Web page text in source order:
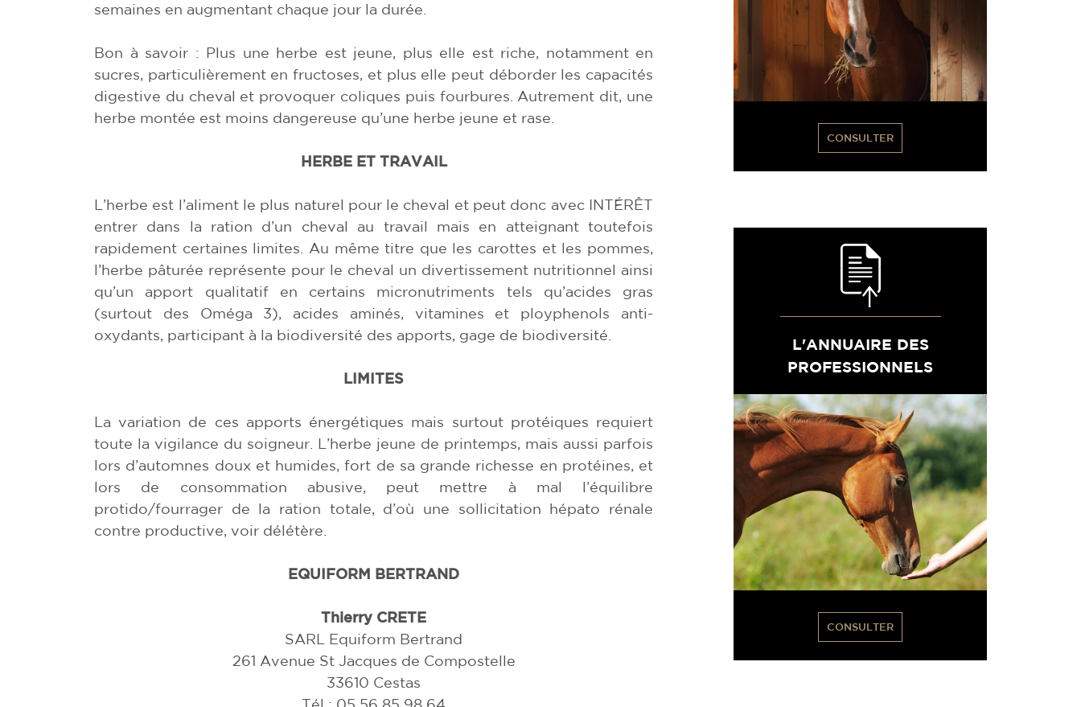
semaines en augmentant chaque jour la durée.
Bon à savoir : Plus une herbe est jeune, plus elle est riche, notamment en
sucres, particulièrement en fructoses, et plus elle peut déborder les capacités
digestive du cheval et provoquer coliques puis fourbures. Autrement dit, une
herbe montée est moins dangereuse qu’une herbe jeune et rase.
HERBE ET TRAVAIL
L’herbe est l’aliment le plus naturel pour le cheval et peut donc avec INTÉRÊT
entrer dans la ration d’un cheval au travail mais en atteignant toutefois
rapidement certaines limites. Au même titre que les carottes et les pommes,
l’herbe pâturée représente pour le cheval un divertissement nutritionnel ainsi
qu’un apport qualitatif en certains micronutriments tels qu’acides gras
(surtout des Oméga 3), acides aminés, vitamines et ployphenols anti-
oxydants, participant à la biodiversité des apports, gage de biodiversité.
LIMITES
La variation de ces apports énergétiques mais surtout protéiques requiert
toute la vigilance du soigneur. L’herbe jeune de printemps, mais aussi parfois
lors d’automnes doux et humides, fort de sa grande richesse en protéines, et
lors de consommation abusive, peut mettre à mal l’équilibre
protido/fourrager de la ration totale, d’où une sollicitation hépato rénale
contre productive, voir délétère.
EQUIFORM BERTRAND
Thierry CRETE
SARL Equiform Bertrand
261 Avenue St Jacques de Compostelle
33610 Cestas
CONSULTER
L'ANNUAIRE DES
PROFESSIONNELS
CONSULTER